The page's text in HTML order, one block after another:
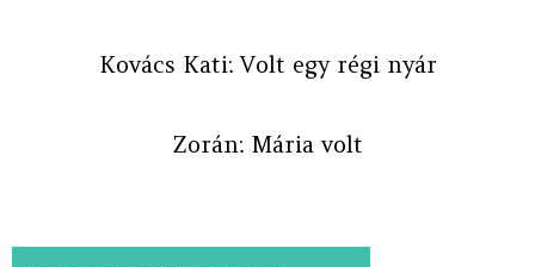
Kovács Kati: Volt egy régi nyár
Zorán: Mária volt